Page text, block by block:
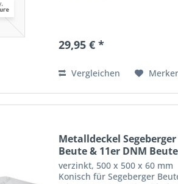
29,95 € *
Vergleichen
Metalldeckel Segeberger
Beute & 11er DNM
verzinkt, 500 x 500 x 60 mm
Konisch für Segeberger